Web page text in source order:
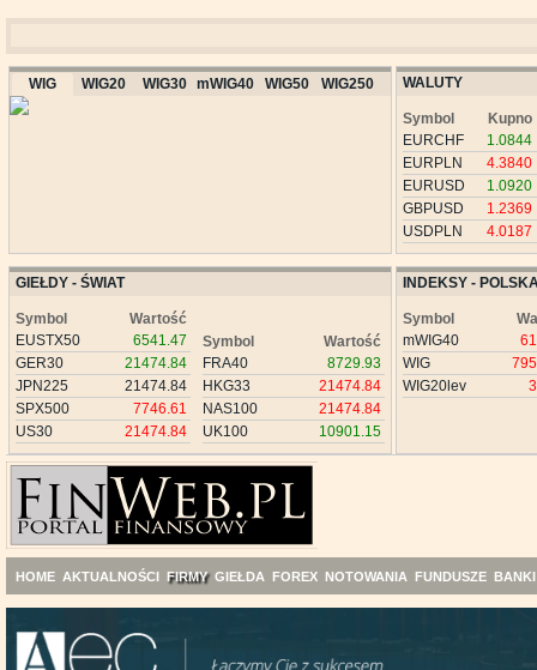
WIG WIG20 WIG30 mWIG40 WIG50 WIG250 WALUTY
Symbol
Kupno
EURCHF
1.0844
EURPLN
4.3840
EURUSD
1.0920
GBPUSD
1.2369
USDPLN
4.0187
GIEŁDY - ŚWIAT
Symbol
Wartość
EUSTX50
6541.47
GER30
21474.84
JPN225
21474.84
SPX500
7746.61
US30
21474.84
Symbol
Wartość
FRA40
8729.93
HKG33
21474.84
NAS100
21474.84
UK100
10901.15
INDEKSY -
Symbol
mWIG40
WIG
WIG20lev
HOME AKTUALNOŚCI FIRMY GIEŁDA FOREX NOTOWANIA FUNDUSZE BANKI